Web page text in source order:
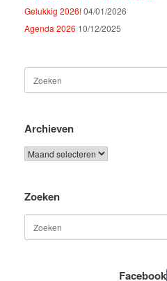
Gelukkig 2026!04/01/2026
Agenda 2026 10/12/2025
naar:
Archieven
Archieven
Zoeken
naar:
Facebook